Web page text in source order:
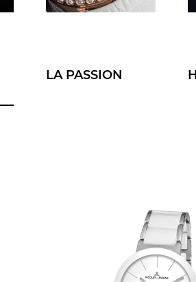
LA PASSION